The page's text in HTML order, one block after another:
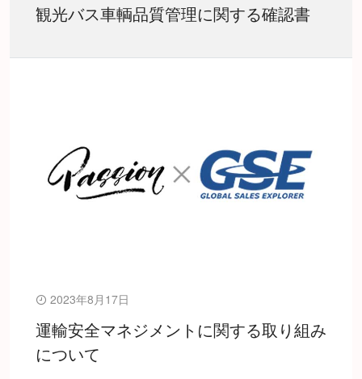
観光バス車輌品質管理に関する確認書
2023年8月17日
運輸安全マネジメントに関する取り組み
について